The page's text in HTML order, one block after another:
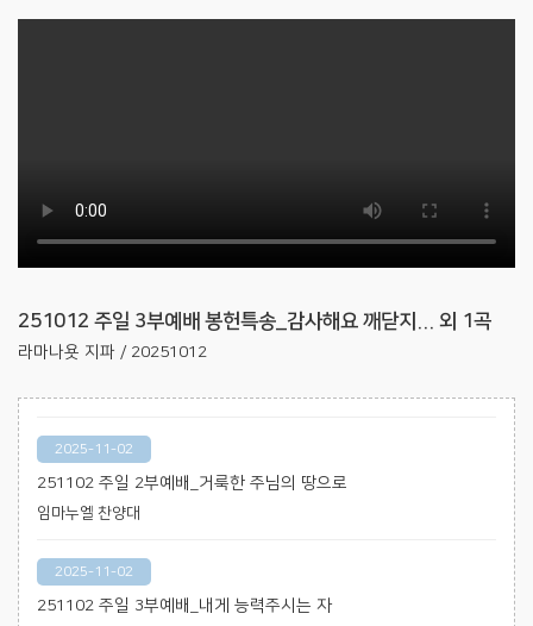
251012 주일 3부예배 봉헌특송_감사해요 깨닫지... 외 1곡
라마나욧 지파 / 20251012
2025-11-02
251102 주일 2부예배_거룩한 주님의 땅으로
임마누엘 찬양대
2025-11-02
251102 주일 3부예배_내게 능력주시는 자